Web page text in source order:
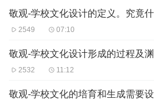
2549 07:10
2532 11:12